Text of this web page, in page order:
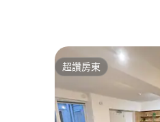
超讚房東
超讚房東